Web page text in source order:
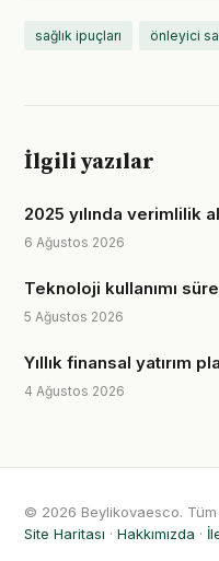
sağlık ipuçları önleyici
İlgili yazılar
2025 yılında verimlilik
6 Ağustos 2026
Teknoloji kullanımı
5 Ağustos 2026
Yıllık finansal yatırım
4 Ağustos 2026
© 2026 Beylikovaesco. Tüm
Site Haritası · Hakkımızda ·